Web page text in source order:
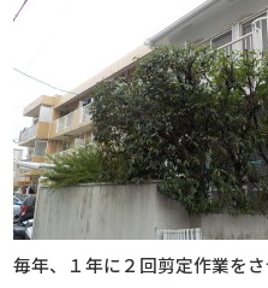
毎年、１年に２回剪定作業を